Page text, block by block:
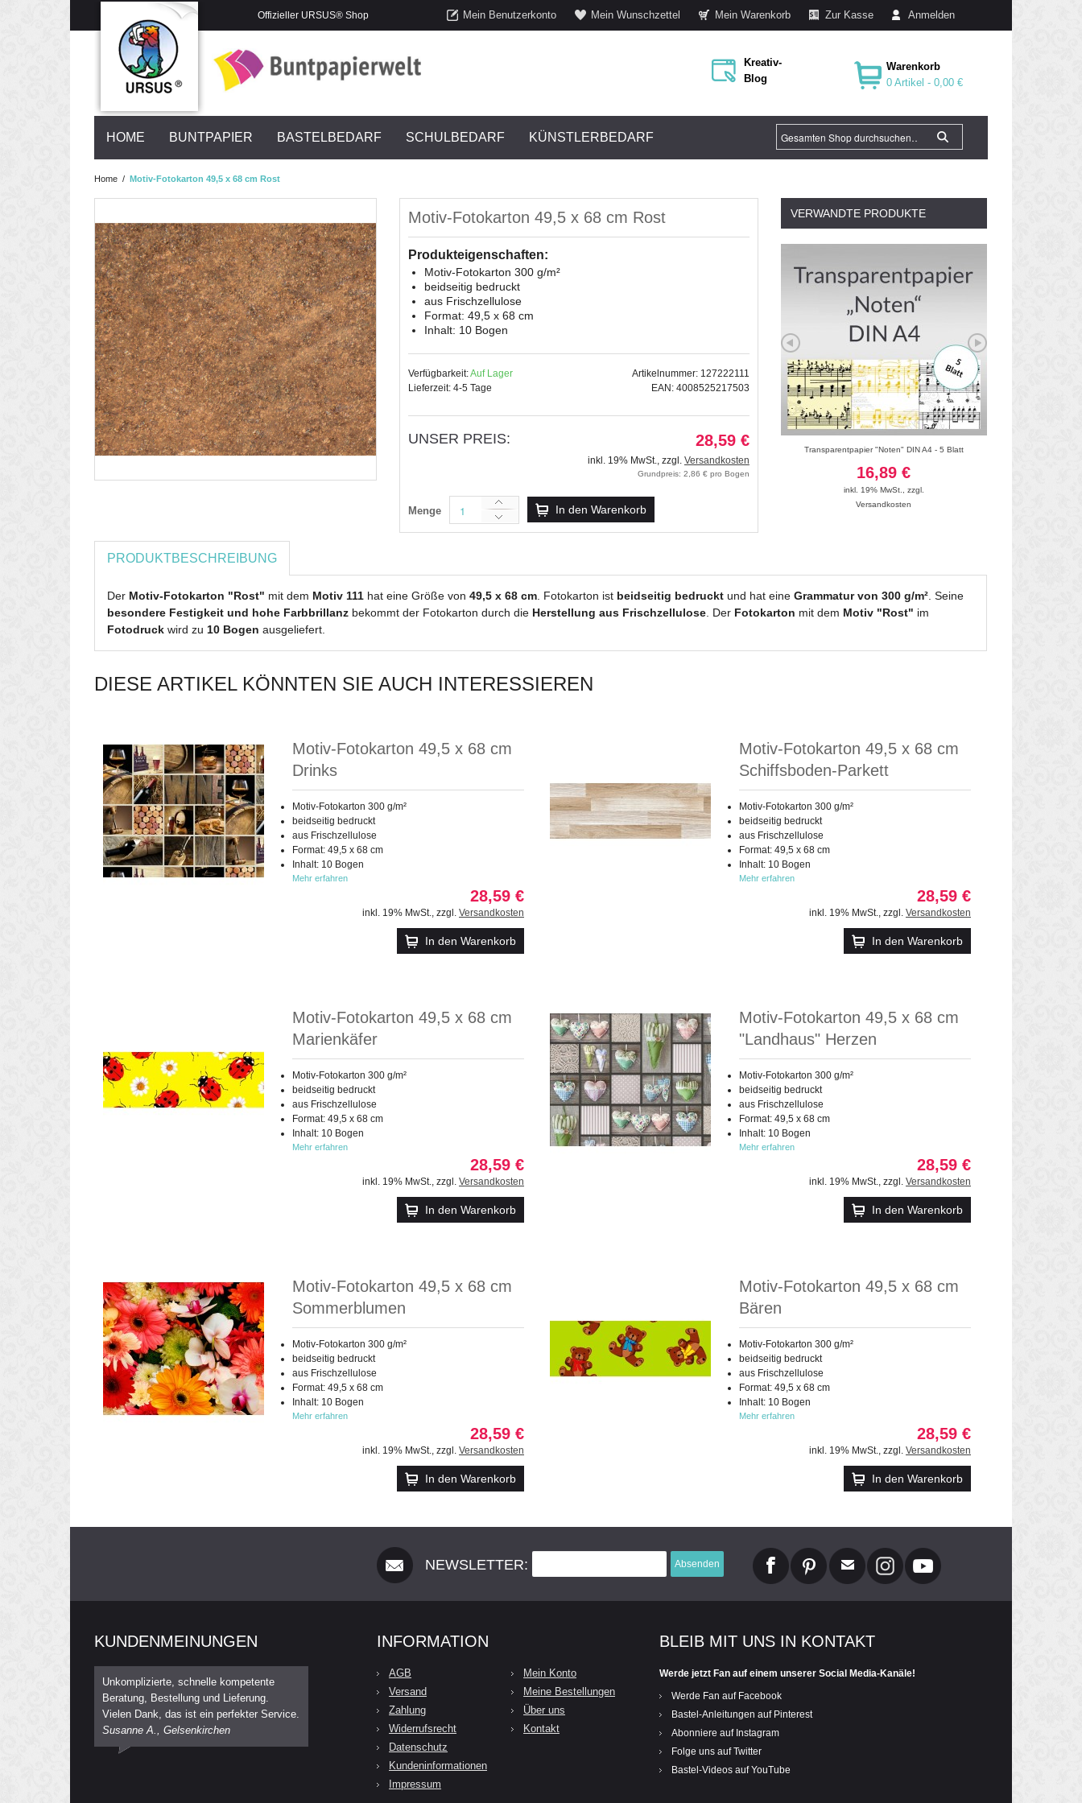
Offizieller URSUS® Shop Mein Benutzerkonto Mein Wunschzettel Mein Warenkorb Zur Kasse Anmelden
Kreativ-
Blog
Warenkorb
0 Artikel -0,00 €
HOME BUNTPAPIER BASTELBEDARF SCHULBEDARF KÜNSTLERBEDARF
Home / Motiv-Fotokarton 49,5 x 68 cm Rost
Motiv-Fotokarton 49,5 x 68 cm Rost
Produkteigenschaften:
Motiv-Fotokarton 300 g/m²
beidseitig bedruckt
aus Frischzellulose
Format: 49,5 x 68 cm
Inhalt: 10 Bogen
Verfügbarkeit:Auf Lager
Lieferzeit: 4-5 Tage
Artikelnummer: 127222111
EAN: 4008525217503
UNSER PREIS: 28,59 €
inkl. 19% MwSt., zzgl. Versandkosten
Grundpreis: 2,86 € pro Bogen
Menge In den Warenkorb
VERWANDTE PRODUKTE
Fotokarton "Frühling" 49,5 x 68 cm - 10 Bogen
28,59 €
Transparentpapier "Noten" DIN A4 - 5 Blatt
16,89 €
inkl. 19% MwSt.
zzgl.
Versandkosten
PRODUKTBESCHREIBUNG
Der Motiv-Fotokarton "Rost" mit dem Motiv 111 hat eine Größe von 49,5 x 68 cm . Fotokarton ist beidseitig bedruckt und hat eine Grammatur von 300 g/m² . Seine
besondere Festigkeit und hohe Farbbrillanz bekommt der Fotokarton durch die Herstellung aus Frischzellulose . Der Fotokarton mit dem Motiv "Rost" im
Fotodruck wird zu 10 Bogen ausgeliefert.
DIESE ARTIKEL KÖNNTEN SIE AUCH INTERESSIEREN
Motiv-Fotokarton 49,5 x 68 cm
Drinks
Motiv-Fotokarton 300 g/m²
beidseitig bedruckt
aus Frischzellulose
Format: 49,5 x 68 cm
Inhalt: 10 Bogen
Mehr erfahren
28,59 €
inkl. 19% MwSt., zzgl. Versandkosten
In den Warenkorb
Motiv-Fotokarton 49,5 x 68 cm
Schiffsboden-Parkett
Motiv-Fotokarton 300 g/m²
beidseitig bedruckt
aus Frischzellulose
Format: 49,5 x 68 cm
Inhalt: 10 Bogen
Mehr erfahren
28,59 €
inkl. 19% MwSt., zzgl. Versandkosten
In den Warenkorb
Motiv-Fotokarton 49,5 x 68 cm
Marienkäfer
Motiv-Fotokarton 300 g/m²
beidseitig bedruckt
aus Frischzellulose
Format: 49,5 x 68 cm
Inhalt: 10 Bogen
Mehr erfahren
28,59 €
inkl. 19% MwSt., zzgl. Versandkosten
In den Warenkorb
Motiv-Fotokarton 49,5 x 68 cm
"Landhaus" Herzen
Motiv-Fotokarton 300 g/m²
beidseitig bedruckt
aus Frischzellulose
Format: 49,5 x 68 cm
Inhalt: 10 Bogen
Mehr erfahren
28,59 €
inkl. 19% MwSt., zzgl. Versandkosten
In den Warenkorb
Motiv-Fotokarton 49,5 x 68 cm
Sommerblumen
Motiv-Fotokarton 300 g/m²
beidseitig bedruckt
aus Frischzellulose
Format: 49,5 x 68 cm
Inhalt: 10 Bogen
Mehr erfahren
28,59 €
inkl. 19% MwSt., zzgl. Versandkosten
In den Warenkorb
Motiv-Fotokarton 49,5 x 68 cm
Bären
Motiv-Fotokarton 300 g/m²
beidseitig bedruckt
aus Frischzellulose
Format: 49,5 x 68 cm
Inhalt: 10 Bogen
Mehr erfahren
28,59 €
inkl. 19% MwSt., zzgl. Versandkosten
In den Warenkorb
NEWSLETTER: Absenden
KUNDENMEINUNGEN
Unkomplizierte, schnelle kompetente
Beratung, Bestellung und Lieferung.
Vielen Dank, das ist ein perfekter Service.
Susanne A., Gelsenkirchen
INFORMATION
AGB
Versand
Zahlung
Widerrufsrecht
Datenschutz
Kundeninformationen
Impressum
Mein Konto
Meine Bestellungen
Über uns
Kontakt
BLEIB MIT UNS IN KONTAKT
Werde jetzt Fan auf einem unserer Social Media-Kanäle!
Werde Fan auf Facebook
Bastel-Anleitungen auf Pinterest
Abonniere auf Instagram
Folge uns auf Twitter
Bastel-Videos auf YouTube